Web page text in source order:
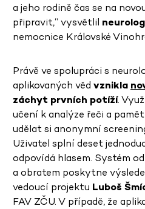
a jeho rodině čas se na
připravit,“ vysvětlil
nemocnice Královské
Právě ve spolupráci s
aplikovaných věd vznikla
záchyt prvních potíží.
učení k analýze řeči a
udělat si anonymní
Uživatel splní deset
odpovídá hlasem. Systém
a obratem poskytne
vedoucí projektu Luboš
FAV ZČU. V případě, že